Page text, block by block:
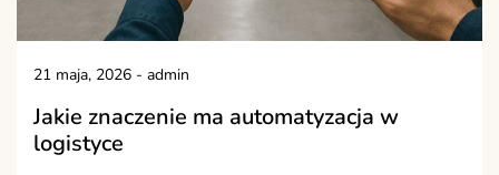
21 maja, 2026 - admin
Jakie znaczenie ma automatyzacja w
logistyce